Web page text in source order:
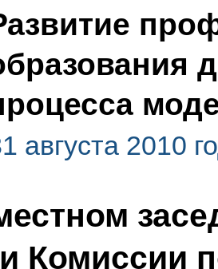
августа 2010
Комиссии